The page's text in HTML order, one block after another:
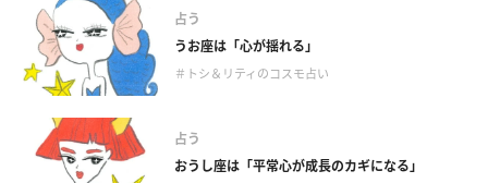
占う
うお座は「心が揺れる」
＃トシ＆リティのコスモ占い
占う
おうし座は「平常心が成長のカギになる」